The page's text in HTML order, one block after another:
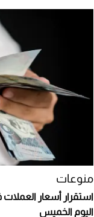
منوعات
استقرار أسعار
اليوم الخميس